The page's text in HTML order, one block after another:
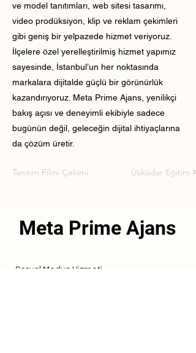
ve model tanıtımları, web sitesi tasarımı,
video prodüksiyon, klip ve reklam çekimleri
gibi geniş bir yelpazede hizmet veriyoruz.
İlçelere özel yerelleştirilmiş hizmet yapımız
sayesinde, İstanbul’un her noktasında
markalara dijitalde güçlü bir görünürlük
kazandırıyoruz. Meta Prime Ajans, yenilikçi
bakış açısı ve deneyimli ekibiyle sadece
bugünün değil, geleceğin dijital ihtiyaçlarına
da çözüm üretir.
Tanıtım Filmi Çekimi Üsküdar Eğitim
Meta Prime Ajans
Sosyal Medya Hizmeti